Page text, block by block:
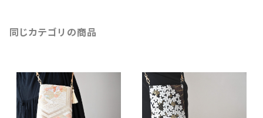
同じカテゴリの商品